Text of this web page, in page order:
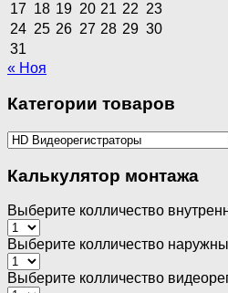
17 18 19 20 21 22 23
24 25 26 27 28 29 30
31
« Ноя
Категории товаров
Калькулятор монтажа
Выберите колличество
Выберите колличество
Выберите колличество